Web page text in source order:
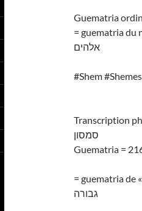
Guematria
= guematria du
אלהים
#Shem
Transcription
סמסון
Guematria =
= guematria de
גבורה